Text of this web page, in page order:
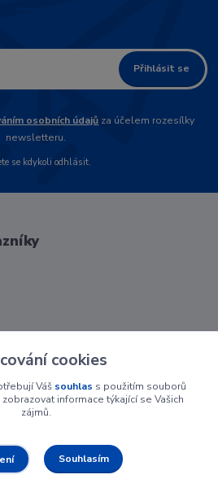
Přihlásit se
osobních údajů za účelem rozesílky
newsletteru.
se kdykoli odhlásit.
cookies
Váš souhlas s použitím souborů
informace týkající se Vašich
zájmů.
Souhlasím